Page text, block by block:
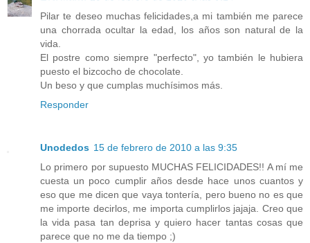
Pilar te deseo muchas felicidades,a mi también me parece
una chorrada ocultar la edad, los años son natural de la
vida.
El postre como siempre "perfecto", yo también le hubiera
puesto el bizcocho de chocolate.
Un beso y que cumplas muchísimos más.
Responder
Unodedos 15 de febrero de 2010 a las 9:35
Lo primero por supuesto MUCHAS FELICIDADES!! A mí me
cuesta un poco cumplir años desde hace unos cuantos y
eso que me dicen que vaya tontería, pero bueno no es que
me importe decirlos, me importa cumplirlos jajaja. Creo que
la vida pasa tan deprisa y quiero hacer tantas cosas que
parece que no me da tiempo ;)